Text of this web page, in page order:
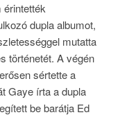
érintették
dupla albumot,
mutatta
történetét. A végén
sértette a
Gaye írta a dupla
be barátja Ed